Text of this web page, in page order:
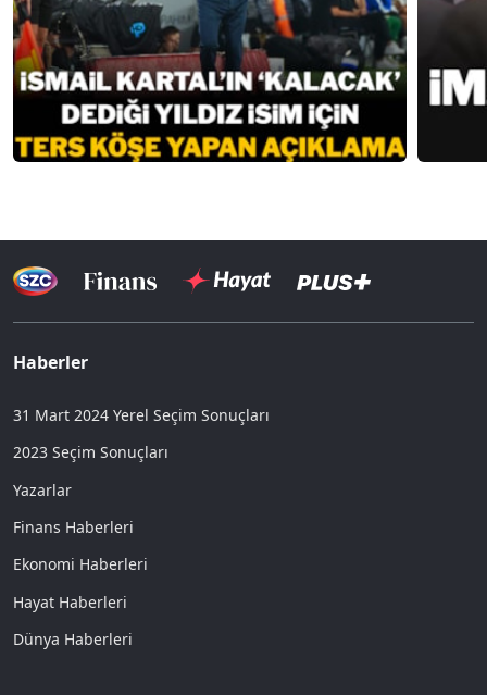
Haberler
31 Mart 2024 Yerel Seçim Sonuçları
2023 Seçim Sonuçları
Yazarlar
Finans Haberleri
Ekonomi Haberleri
Hayat Haberleri
Dünya Haberleri